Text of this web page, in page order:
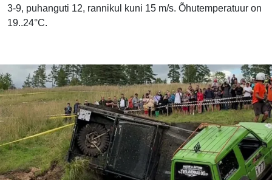
3-9, puhanguti 12, rannikul kuni 15 m/s. Õhutemperatuur on
19..24°C.